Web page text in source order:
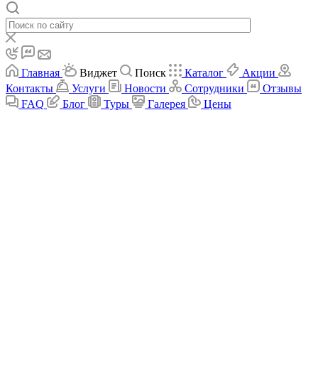
Главная Виджет Поиск Каталог
Акции
Контакты
Услуги Новости Сотрудники
Отзывы
FAQ
Блог Туры Галерея Цены